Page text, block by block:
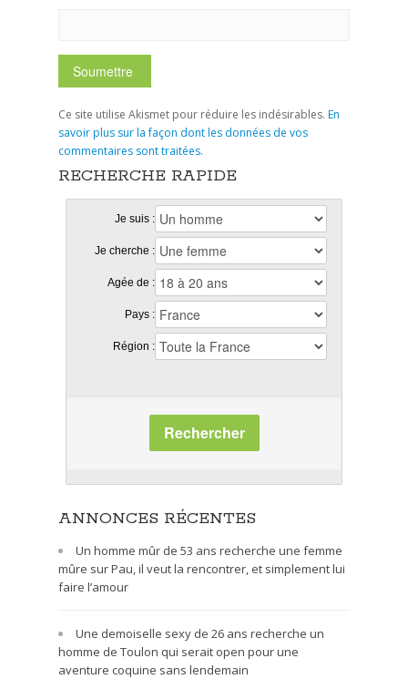
Ce site utilise Akismet pour réduire les indésirables. En
savoir plus sur la façon dont les données de vos
commentaires sont traitées.
RECHERCHE RAPIDE
Je suis :
Je cherche :
Agée de :
Pays :
Région :
Rechercher
ANNONCES RÉCENTES
Un homme mûr de 53 ans recherche une femme
mûre sur Pau, il veut la rencontrer, et simplement lui
faire l’amour
Une demoiselle sexy de 26 ans recherche un
homme de Toulon qui serait open pour une
aventure coquine sans lendemain